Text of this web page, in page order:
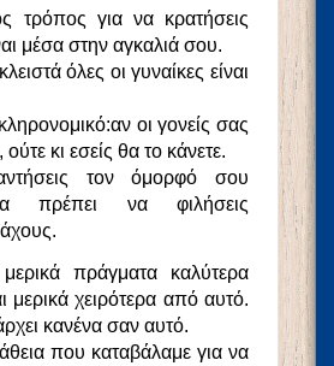
τρόπος για να κρατήσεις
μέσα στην αγκαλιά σου.
όλες οι γυναίκες είναι
οι γονείς σας
κι εσείς θα το κάνετε.
τον όμορφό σου
πρέπει να φιλήσεις
πράγματα καλύτερα
μερικά χειρότερα από αυτό.
κανένα σαν αυτό.
που καταβάλαμε για να